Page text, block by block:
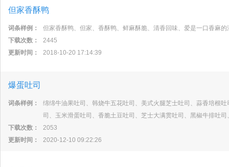
但家香酥鸭
词条样例：
但家香酥鸭、但家、香酥鸭、鲜麻酥脆、清香回味、爱是一口香麻的
下载次数：
2445
更新时间：
2018-10-20 17:14:39
爆蛋吐司
词条样例：
绵绵牛油果吐司、韩烧牛五花吐司、美式火腿芝士吐司、蒜香培根
司、玉米滑蛋吐司、香脆土豆吐司、芝士大满贯吐司、黑椒牛排吐司
下载次数：
2053
更新时间：
2020-12-10 09:22:26